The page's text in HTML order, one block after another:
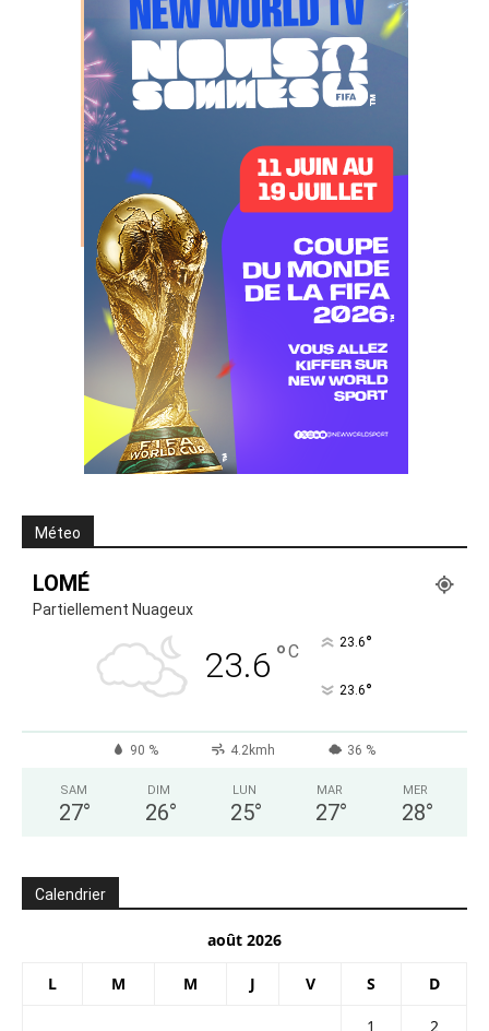
Méteo
LOMÉ
Partiellement Nuageux
23.6 °C 23.6°
23.6°
90 % 4.2kmh 36 %
SAM
27°
DIM
26°
LUN
25°
MAR
27°
MER
28°
Calendrier
août 2026
L M M J V S D
1
2